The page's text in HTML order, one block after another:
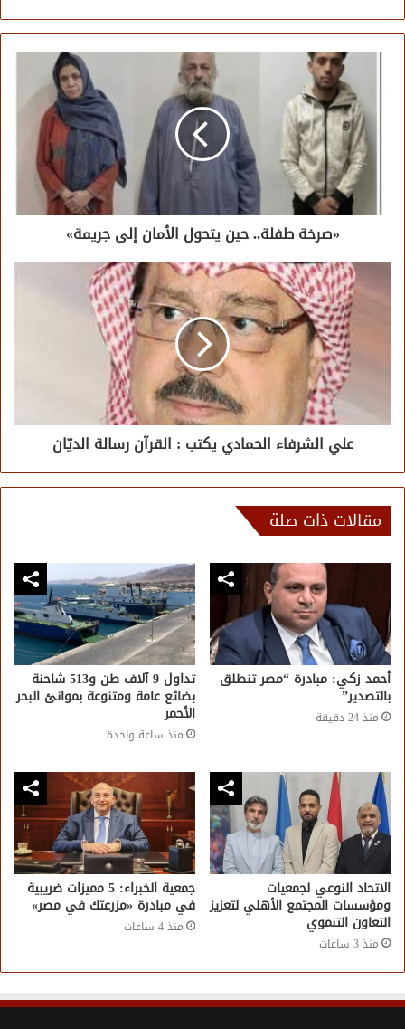
«صرخة طفلة.. حين يتحول الأمان إلى جريمة»
علي الشرفاء الحمادي يكتب : القرآن رسالة الديّان
مقالات ذات صلة
أحمد زكي: مبادرة “مصر تنطلق
بالتصدير”
منذ 24 دقيقة
تداول 9 آلاف طن و513 شاحنة
بضائع عامة ومتنوعة بموانئ البحر
الأحمر
منذ ساعة واحدة
الاتحاد النوعي لجمعيات
ومؤسسات المجتمع الأهلي لتعزيز
التعاون التنموي
منذ 3 ساعات
جمعية الخبراء: 5 مميزات ضريبية
في مبادرة «مزرعتك في مصر»
منذ 4 ساعات